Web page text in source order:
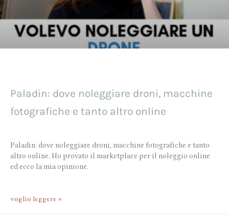
Paladin: dove noleggiare droni, macchine
fotografiche e tanto altro online
Paladin: dove noleggiare droni, macchine fotografiche e tanto
altro online. Ho provato il marketplace per il noleggio online
ed ecco la mia opinione.
voglio leggere »